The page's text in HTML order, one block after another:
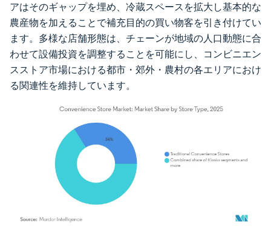
アはそのギャップを埋め、冷蔵スペースを拡大し基本的な
農産物を加えることで補充目的の買い物客を引き付けてい
ます。多様な店舗形態は、チェーンが地域の人口動態に合
わせて設備投資を調整することを可能にし、コンビニエン
スストア市場における都市・郊外・農村の各エリアにおけ
る関連性を維持しています。